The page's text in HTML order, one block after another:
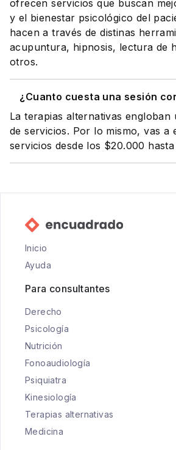
ofrecen servicios que buscan
y el bienestar psicológico del
hacen a través de distinas
acupuntura, hipnosis, lectura de
otros.
¿Cuanto cuesta una sesión
La terapias alternativas engloban
de servicios. Por lo mismo, vas a
servicios desde los $20.000
Inicio
Ayuda
Para consultantes
Derecho
Psicología
Nutrición
Fonoaudiología
Psiquiatra
Kinesiología
Terapias alternativas
Medicina